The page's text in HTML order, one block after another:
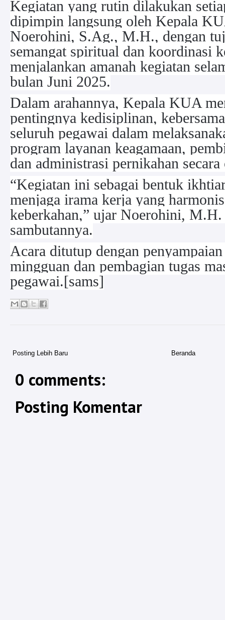
Kegiatan yang rutin dilakukan
dipimpin langsung oleh Kepala
Noerohini, S.Ag., M.H., dengan
semangat spiritual dan koordinasi
menjalankan amanah kegiatan
bulan Juni 2025.
Dalam arahannya, Kepala KUA
pentingnya kedisiplinan,
seluruh pegawai dalam
program layanan keagamaan,
dan administrasi pernikahan
“Kegiatan ini sebagai bentuk
menjaga irama kerja yang
keberkahan,” ujar Noerohini, M.H.
sambutannya.
Acara ditutup dengan
mingguan dan pembagian tugas
pegawai.[sams]
Posting Lebih Baru Beranda
0 comments:
Posting Komentar